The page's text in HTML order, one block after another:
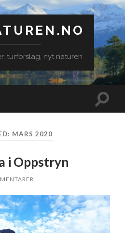
turforslag, nyt naturen
Veksle
MARS 2020
i Oppstryn